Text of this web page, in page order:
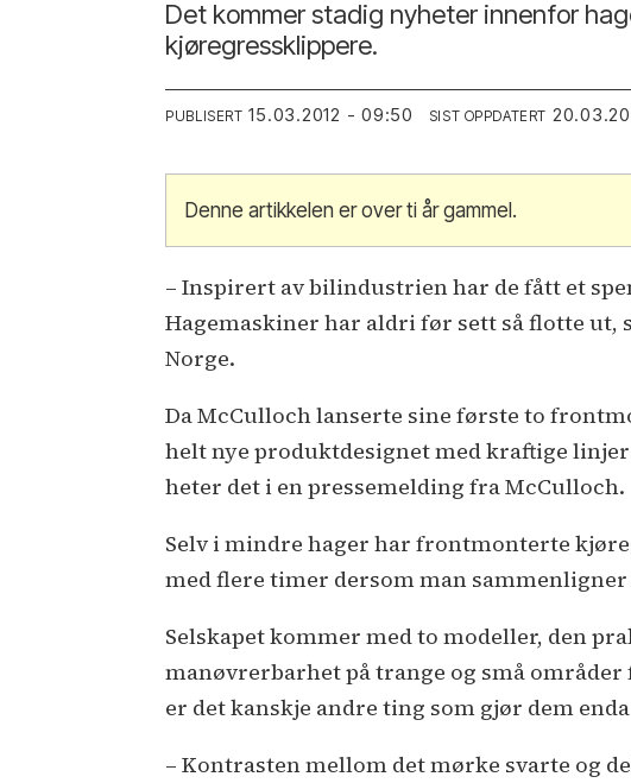
Det kommer stadig nyheter innenfor
kjøregressklippere.
PUBLISERT 15.03.2012 - 09:50 SIST OPPDATERT
Denne artikkelen er over ti år gammel.
– Inspirert av bilindustrien har de fått et
Hagemaskiner har aldri før sett så flotte ut,
Norge.
Da McCulloch lanserte sine første to
helt nye produktdesignet med kraftige
heter det i en pressemelding fra McCulloch.
Selv i mindre hager har frontmonterte
med flere timer dersom man
Selskapet kommer med to modeller, den
manøvrerbarhet på trange og små
er det kanskje andre ting som gjør dem
– Kontrasten mellom det mørke svarte og